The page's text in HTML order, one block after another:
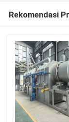
Rekomendasi